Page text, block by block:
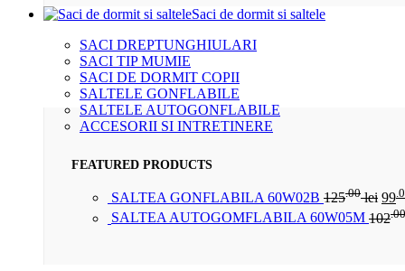
Saci de dormit si saltele
SACI DREPTUNGHIULARI
SACI TIP MUMIE
SACI DE DORMIT COPII
SALTELE GONFLABILE
SALTELE AUTOGONFLABILE
ACCESORII SI INTRETINERE
FEATURED PRODUCTS
SALTEA GONFLABILA 60W02B 125.00 lei 99
SALTEA AUTOGOMFLABILA 60W05M 102.00